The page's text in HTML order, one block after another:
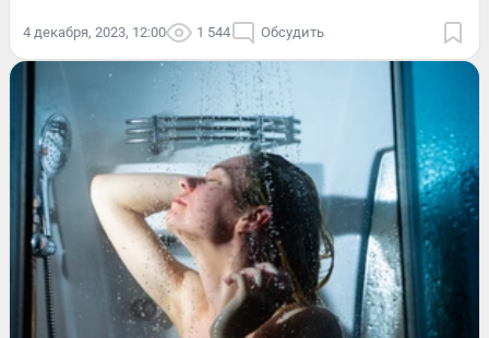
4 декабря, 2023, 12:00 1 544 Обсудить